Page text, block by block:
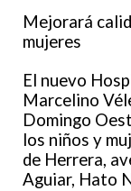
Mejorará
mujeres
El nuevo
Marcelino
Domingo
los niños y
de Herrera,
Aguiar, Hato